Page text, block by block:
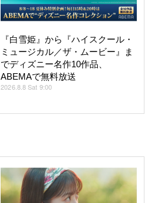
『白雪姫』から『ハイスクール・
ミュージカル／ザ・ムービー』ま
でディズニー名作10作品、
ABEMAで無料放送
2026.8.8 Sat 9:00